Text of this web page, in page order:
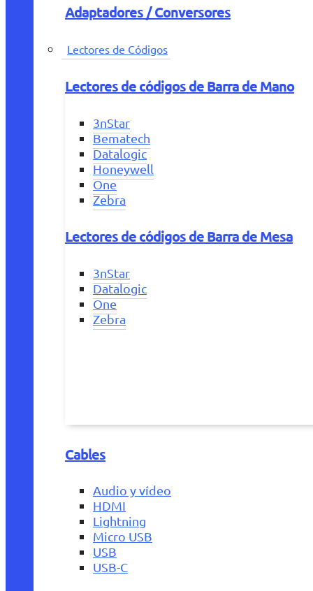
Adaptadores / Conversores
Lectores de Códigos
Lectores de códigos de Barra de Mano
3nStar
Bematech
Datalogic
Honeywell
One
Zebra
Lectores de códigos de Barra de Mesa
3nStar
Datalogic
One
Zebra
Cables
Audio y vídeo
HDMI
Lightning
Micro USB
USB
USB-C